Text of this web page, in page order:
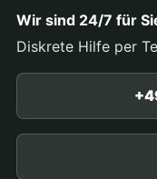
Wir sind 24/7 für
Diskrete Hilfe per